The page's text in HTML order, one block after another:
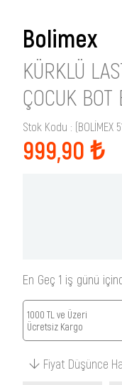
Bolimex
KÜRKLÜ
ÇOCUK
Stok Kodu (BOLİMEX
999,90 ₺
En Geç 1 iş günü
1000 TL ve Üzeri
Ücretsiz Kargo
Fiyat Düşünce